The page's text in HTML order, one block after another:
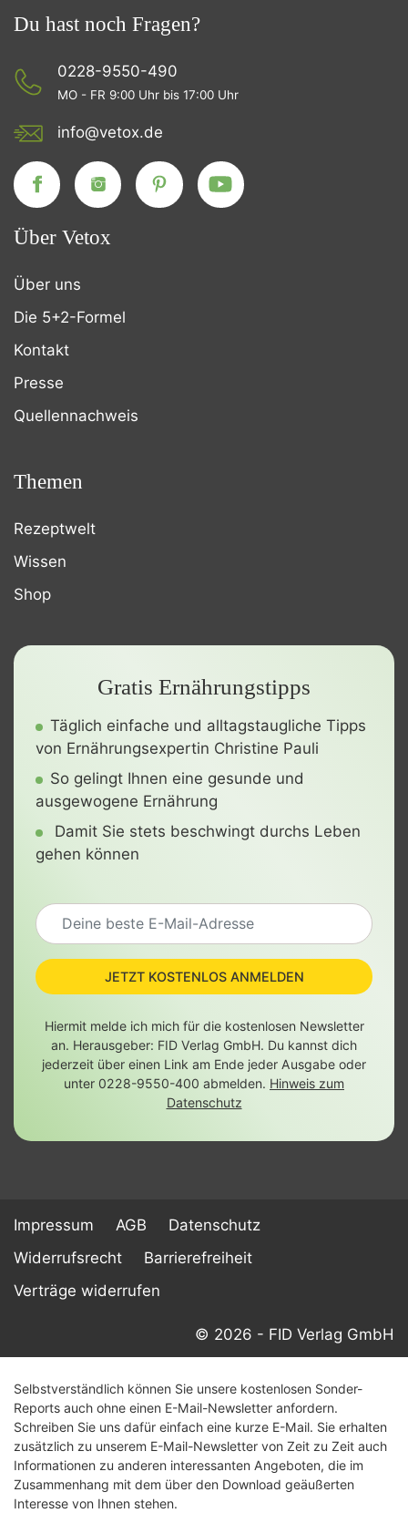
Du hast noch Fragen?
0228-9550-490
MO - FR 9:00 Uhr bis 17:00 Uhr
info@vetox.de
Über Vetox
Über uns
Die 5+2-Formel
Kontakt
Presse
Quellennachweis
Themen
Rezeptwelt
Wissen
Shop
Gratis Ernährungstipps
Täglich einfache und alltagstaugliche Tipps
von Ernährungsexpertin Christine Pauli
So gelingt Ihnen eine gesunde und
ausgewogene Ernährung
Damit Sie stets beschwingt durchs Leben
gehen können
JETZT KOSTENLOS ANMELDEN
Hiermit melde ich mich für die kostenlosen Newsletter
an. Herausgeber: FID Verlag GmbH. Du kannst dich
jederzeit über einen Link am Ende jeder Ausgabe oder
unter 0228-9550-400 abmelden. Hinweis zum
Datenschutz
Impressum AGB
Datenschutz
Widerrufsrecht
Barrierefreiheit
Verträge widerrufen
© 2026 - FID Verlag GmbH
Selbstverständlich können Sie unsere kostenlosen Sonder-
Reports auch ohne einen E-Mail-Newsletter anfordern.
Schreiben Sie uns dafür einfach eine kurze E-Mail. Sie erhalten
zusätzlich zu unserem E-Mail-Newsletter von Zeit zu Zeit auch
Informationen zu anderen interessanten Angeboten, die im
Zusammenhang mit dem über den Download geäußerten
Interesse von Ihnen stehen.